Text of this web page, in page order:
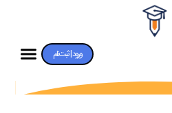
ورود | ثبت‌نام